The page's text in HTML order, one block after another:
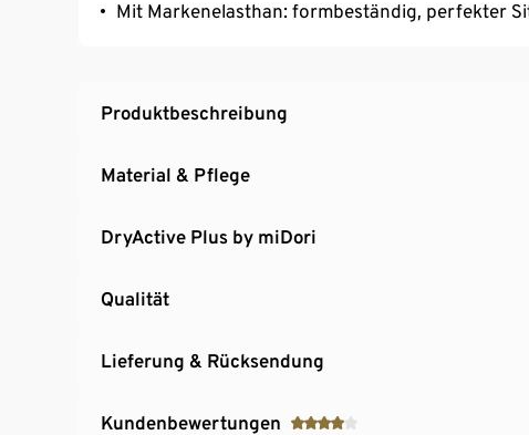
Mit Markenelasthan: formbeständig, perfekter
Produktbeschreibung
Material & Pflege
DryActive Plus by miDori
Qualität
Lieferung & Rücksendung
Kundenbewertungen